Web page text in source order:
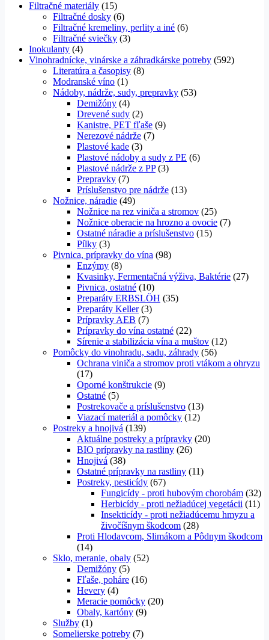
Filtračné materiály (15)
Filtračné dosky (6)
Filtračné kremeliny, perlity a iné (6)
Filtračné sviečky (3)
Inokulanty (4)
Vinohradnícke, vinárske a záhradkárske potreby (592)
Literatúra a časopisy (8)
Modranské víno (1)
Nádoby, nádrže, sudy, prepravky (53)
Demižóny (4)
Drevené sudy (2)
Kanistre, PET fľaše (9)
Nerezové nádrže (7)
Plastové kade (3)
Plastové nádoby a sudy z PE (6)
Plastové nádrže z PP (3)
Prepravky (7)
Príslušenstvo pre nádrže (13)
Nožnice, náradie (49)
Nožnice na rez viniča a stromov (25)
Nožnice oberacie na hrozno a ovocie (7)
Ostatné náradie a príslušenstvo (15)
Pílky (3)
Pivnica, prípravky do vína (98)
Enzýmy (8)
Kvasinky, Fermentačná výživa, Baktérie (27)
Pivnica, ostatné (10)
Preparáty ERBSLÖH (35)
Preparáty Keller (3)
Prípravky AEB (7)
Prípravky do vína ostatné (22)
Sírenie a stabilizácia vína a muštov (12)
Pomôcky do vinohradu, sadu, záhrady (56)
Ochrana viniča a stromov proti vtákom a ohryzu
(17)
Oporné konštrukcie (9)
Ostatné (5)
Postrekovače a príslušenstvo (13)
Viazací materiál a pomôcky (12)
Postreky a hnojivá (139)
Aktuálne postreky a prípravky (20)
BIO prípravky na rastliny (26)
Hnojivá (38)
Ostatné prípravky na rastliny (11)
Postreky, pesticídy (67)
Fungicídy - proti hubovým chorobám (32)
Herbicídy - proti nežiadúcej vegetácii (11)
Insekticídy - proti nežiadúcemu hmyzu a
živočíšnym škodcom (28)
Proti Hlodavcom, Slimákom a Pôdnym škodcom
(14)
Sklo, meranie, obaly (52)
Demižóny (5)
Fľaše, poháre (16)
Hevery (4)
Meracie pomôcky (20)
Obaly, kartóny (9)
Služby (1)
Somelierske potreby (7)